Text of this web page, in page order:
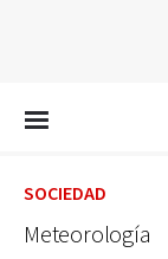
SOCIEDAD
Meteorología